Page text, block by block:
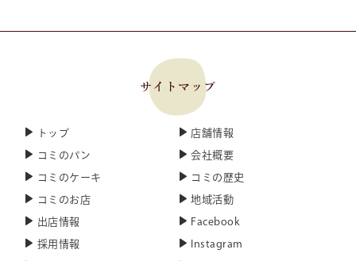
トップ
コミのパン
コミのケーキ
コミのお店
店舗情報
会社概要
コミの歴史
地域活動
出店情報
採用情報
Facebook
Instagram